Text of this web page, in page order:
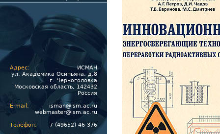
Адрес:
ИСМАН
ул. Академика Осипьяна, д.8
г. Черноголовка
Московская область, 142432
Россия
E-mail:
isman@ism.ac.ru
webmaster@ism.ac.ru
Телефон:
7 (49652) 46-376